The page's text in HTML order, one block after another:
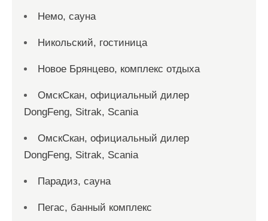
Немо, сауна
Никольский, гостиница
Новое Брянцево, комплекс отдыха
ОмскСкан, официальный дилер
DongFeng, Sitrak, Scania
ОмскСкан, официальный дилер
DongFeng, Sitrak, Scania
Парадиз, сауна
Пегас, банный комплекс